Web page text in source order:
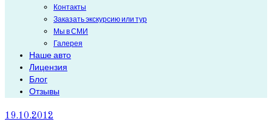
Контакты
Заказать экскурсию или тур
Мы в СМИ
Галерея
Наше авто
Лицензия
Блог
Отзывы
19.10.2012